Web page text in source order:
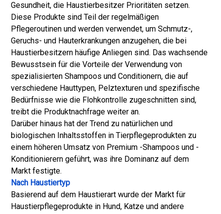
Gesundheit, die Haustierbesitzer Prioritäten setzen.
Diese Produkte sind Teil der regelmäßigen
Pflegeroutinen und werden verwendet, um Schmutz-,
Geruchs- und Hauterkrankungen anzugehen, die bei
Haustierbesitzern häufige Anliegen sind. Das wachsende
Bewusstsein für die Vorteile der Verwendung von
spezialisierten Shampoos und Conditionern, die auf
verschiedene Hauttypen, Pelztexturen und spezifische
Bedürfnisse wie die Flohkontrolle zugeschnitten sind,
treibt die Produktnachfrage weiter an.
Darüber hinaus hat der Trend zu natürlichen und
biologischen Inhaltsstoffen in Tierpflegeprodukten zu
einem höheren Umsatz von Premium -Shampoos und -
Konditionierern geführt, was ihre Dominanz auf dem
Markt festigte.
Nach Haustiertyp
Basierend auf dem Haustierart wurde der Markt für
Haustierpflegeprodukte in Hund, Katze und andere